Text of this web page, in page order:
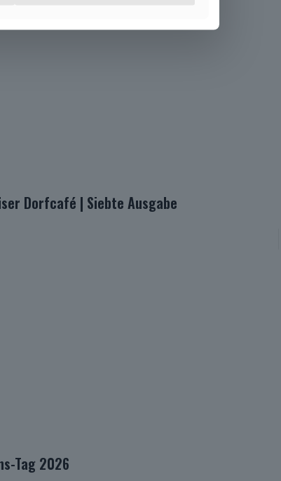
Dorfcafé | Siebte Ausgabe
Tag 2026